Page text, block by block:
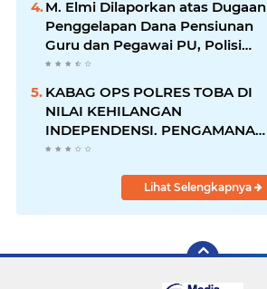
M. Elmi Dilaporkan atas Dugaan
Penggelapan Dana Pensiunan
Guru dan Pegawai PU, Polisi
Pastikan Proses Hukum
KABAG OPS POLRES TOBA DI
NILAI KEHILANGAN
INDEPENDENSI. PENGAMANAN
PENEMBOKAN TANAH DI
Lihat Selengkapnya